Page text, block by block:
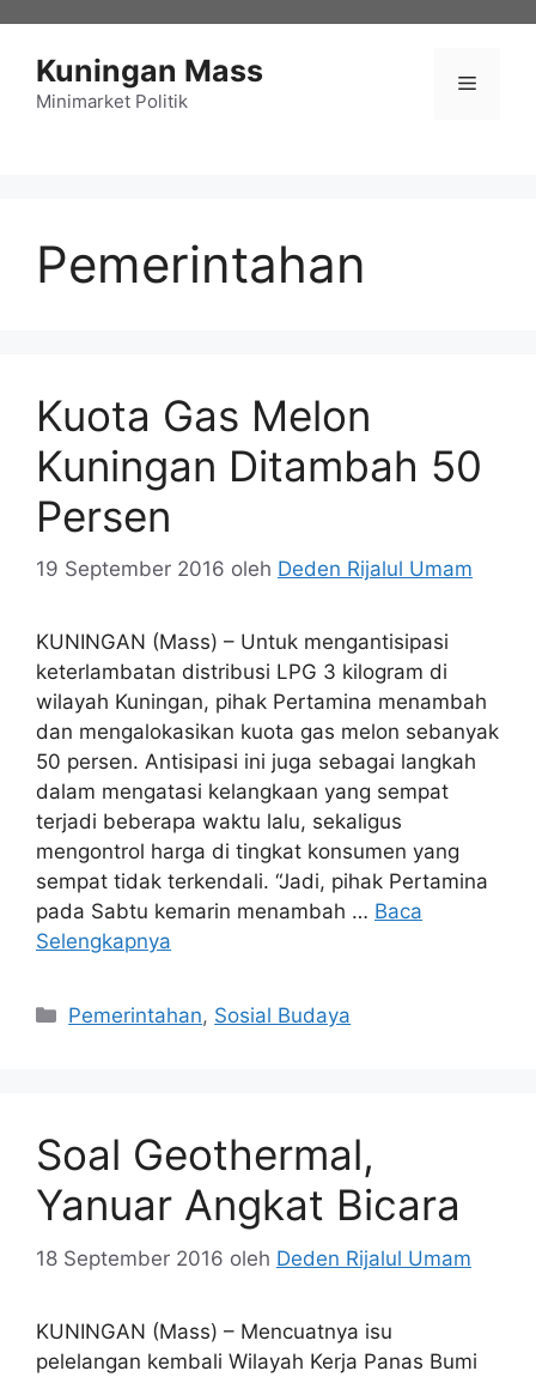
Kuningan Mass
Minimarket Politik
Menu
Pemerintahan
Kuota Gas Melon
Kuningan Ditambah 50
Persen
19 September 2016 oleh Deden Rijalul Umam
KUNINGAN (Mass) – Untuk mengantisipasi
keterlambatan distribusi LPG 3 kilogram di
wilayah Kuningan, pihak Pertamina menambah
dan mengalokasikan kuota gas melon sebanyak
50 persen. Antisipasi ini juga sebagai langkah
dalam mengatasi kelangkaan yang sempat
terjadi beberapa waktu lalu, sekaligus
mengontrol harga di tingkat konsumen yang
sempat tidak terkendali. “Jadi, pihak Pertamina
pada Sabtu kemarin menambah … Baca
Selengkapnya
Kategori
Pemerintahan, Sosial Budaya
Soal Geothermal,
Yanuar Angkat Bicara
18 September 2016 oleh Deden Rijalul Umam
KUNINGAN (Mass) – Mencuatnya isu
pelelangan kembali Wilayah Kerja Panas Bumi